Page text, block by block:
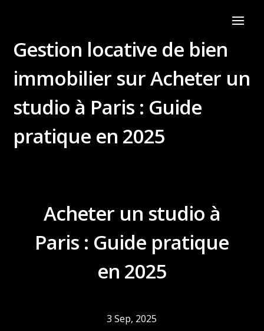
Gestion locative de bien
immobilier sur Acheter un
studio à Paris : Guide
pratique en 2025
Acheter un studio à
Paris : Guide pratique
en 2025
3 Sep, 2025